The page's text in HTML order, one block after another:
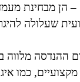
הן מבחינת
שעלולה
ההנדסה מלווה
כמו